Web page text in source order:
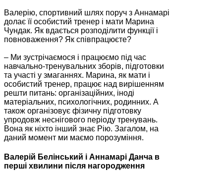
Валерію, спортивний шлях поруч з Аннамарі
долає її особистий тренер і мати Марина
Чундак. Як вдається розподілити функції і
повноваження? Як співпрацюєте?
– Ми зустрічаємося і працюємо під час
навчально-тренувальних зборів, підготовки
та участі у змаганнях. Марина, як мати і
особистий тренер, працює над вирішенням
решти питань: організаційних, іноді
матеріальних, психологічних, родинних. А
також організовує фізичну підготовку
упродовж неснігового періоду тренувань.
Вона як ніхто інший знає Рію. Загалом, на
даний момент ми маємо порозуміння.
Валерій Белінський і Аннамарі Данча в
перші хвилини після нагородження